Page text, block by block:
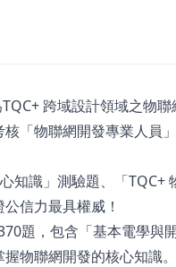
跨域設計領域之物
「物聯網開發專業人員」
知識」測驗題、「TQC+
信力最具權威！
題，包含「基本電學與
物聯網開發的核心知識。